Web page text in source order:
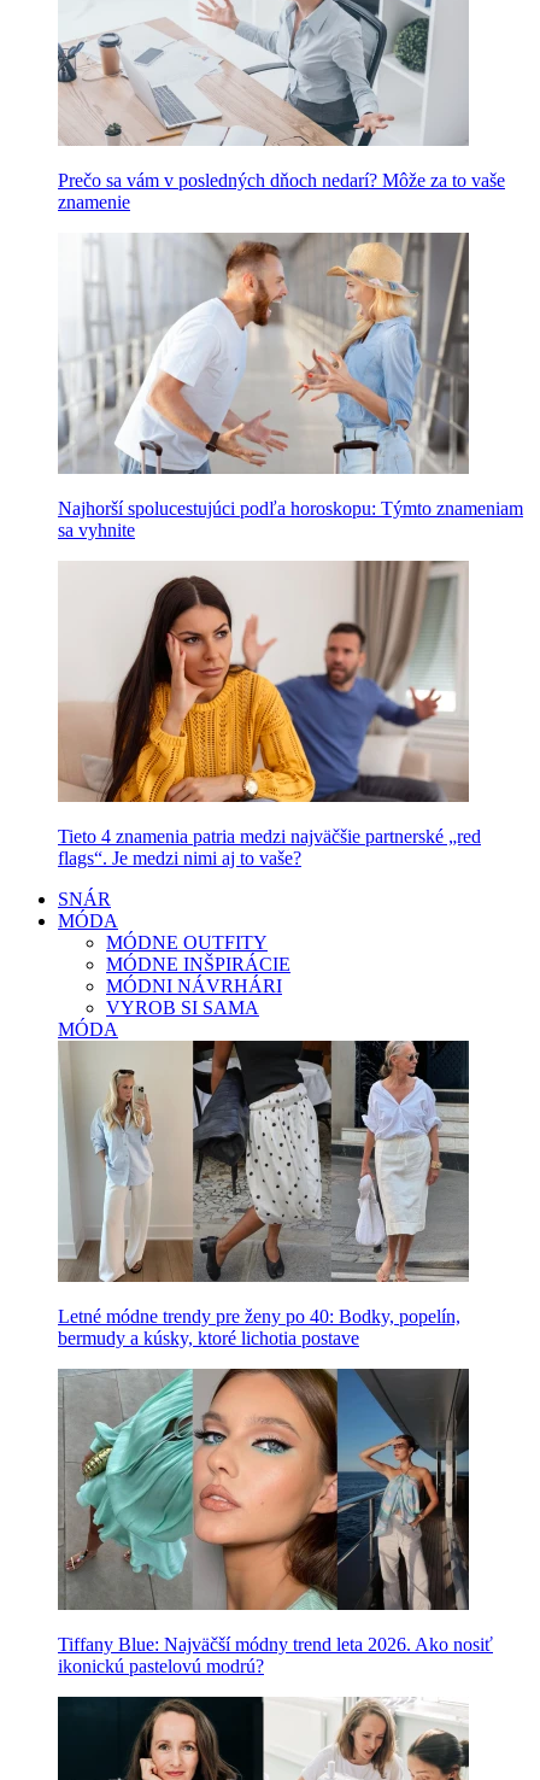
Prečo sa vám v posledných dňoch nedarí? Môže za to vaše
znamenie
Najhorší spolucestujúci podľa horoskopu: Týmto znameniam
sa vyhnite
Tieto 4 znamenia patria medzi najväčšie partnerské „red
flags“. Je medzi nimi aj to vaše?
SNÁR
MÓDA
MÓDNE OUTFITY
MÓDNE INŠPIRÁCIE
MÓDNI NÁVRHÁRI
VYROB SI SAMA
MÓDA
Letné módne trendy pre ženy po 40: Bodky, popelín,
bermudy a kúsky, ktoré lichotia postave
Tiffany Blue: Najväčší módny trend leta 2026. Ako nosiť
ikonickú pastelovú modrú?